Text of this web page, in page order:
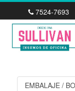
7524-7693
EMBALAJE /